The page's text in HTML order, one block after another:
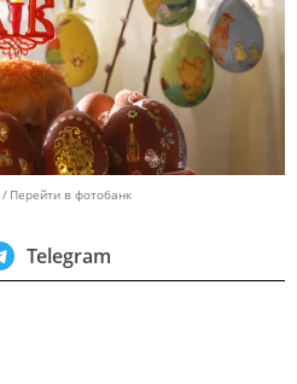
Перейти в фотобанк
Telegram